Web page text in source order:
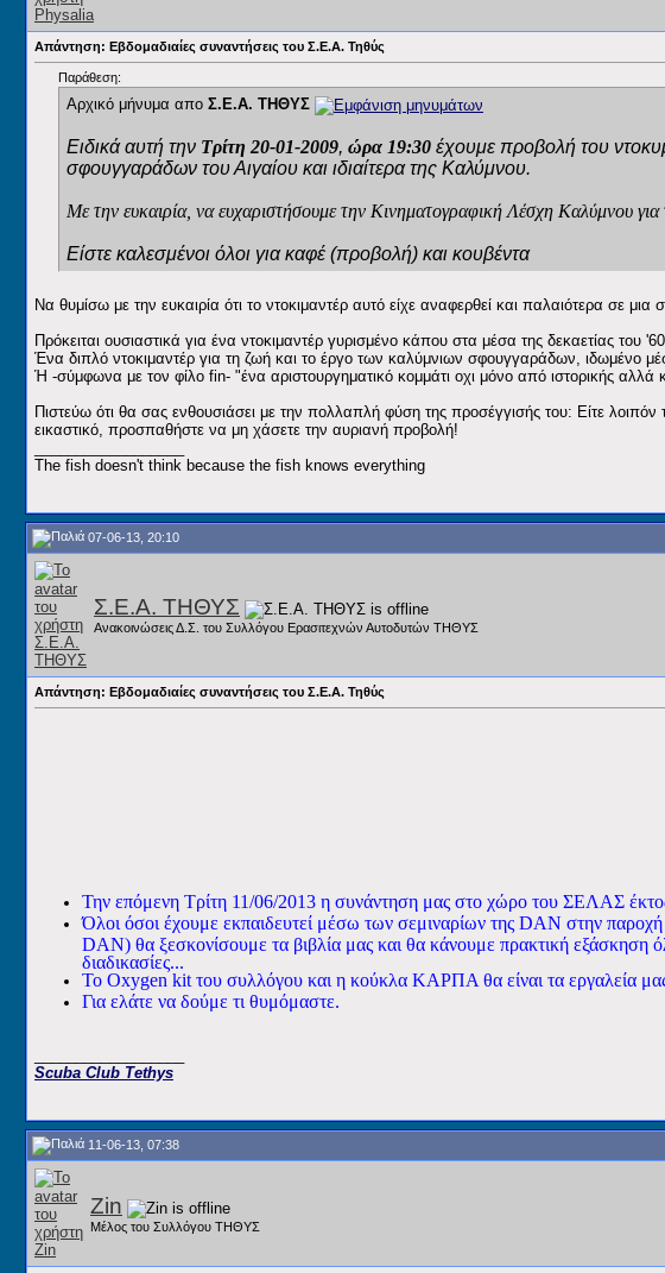
Απάντηση: Εβδομαδιαίες συναντήσεις του Σ.Ε.Α. Τηθύς
Παράθεση:
Αρχικό μήνυμα απο Σ.Ε.Α. ΤΗΘΥΣ
Ειδικά αυτή την Τρίτη 20-01-2009, ώρα 19:30 έχουμε προβολή του
σφουγγαράδων του Αιγαίου και ιδιαίτερα της Καλύμνου.
Με την ευκαιρία, να ευχαριστήσουμε την Κινηματογραφική Λέσχη Καλύμνου
Είστε καλεσμένοι όλοι για καφέ (προβολή) και κουβέντα
Να θυμίσω με την ευκαιρία ότι το ντοκιμαντέρ αυτό είχε αναφερθεί και παλαιότερα σε
Πρόκειται ουσιαστικά για ένα ντοκιμαντέρ γυρισμένο κάπου στα μέσα της δεκαετίας
Ένα διπλό ντοκιμαντέρ για τη ζωή και το έργο των καλύμνιων σφουγγαράδων, ιδωμένο
Ή -σύμφωνα με τον φίλο fin- "ένα αριστουργηματικό κομμάτι οχι μόνο από ιστορικής αλλά
Πιστεύω ότι θα σας ενθουσιάσει με την πολλαπλή φύση της προσέγγισής του: Είτε λοιπόν
εικαστικό, προσπαθήστε να μη χάσετε την αυριανή προβολή!
The fish doesn't think because the fish knows everything
07-06-13, 20:10
Σ.Ε.Α. ΤΗΘΥΣ
Ανακοινώσεις Δ.Σ. του Συλλόγου Ερασιτεχνών Αυτοδυτών ΤΗΘΥΣ
Απάντηση: Εβδομαδιαίες συναντήσεις του Σ.Ε.Α. Τηθύς
Την επόμενη Τρίτη 11/06/2013 η συνάντηση μας στο χώρο του ΣΕΛΑΣ
Όλοι όσοι έχουμε εκπαιδευτεί μέσω των σεμιναρίων της DAN στην
DAN) θα ξεσκονίσουμε τα βιβλία μας και θα κάνουμε πρακτική εξάσκηση
διαδικασίες...
Το Oxygen kit του συλλόγου και η κούκλα ΚΑΡΠΑ θα είναι τα εργαλεία
Για ελάτε να δούμε τι θυμόμαστε.
Scuba Club Tethys
11-06-13, 07:38
Zin
Μέλος του Συλλόγου ΤΗΘΥΣ